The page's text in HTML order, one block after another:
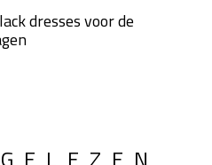
dresses voor de